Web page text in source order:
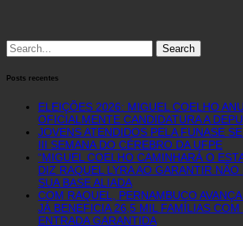
Search
for:
Posts recentes
ELEIÇÕES 2026: MIGUEL COELHO
OFICIALMENTE CANDIDATURA A
JOVENS ATENDIDOS PELA FUNASE
III SEMANA DO CÉREBRO DA UFPE
“MIGUEL COELHO CAMINHARÁ O
DIZ RAQUEL LYRA AO GARANTIR NÃO
SUA BASE ALIADA
COM RAQUEL, PERNAMBUCO
JÁ BENEFICIA 26,5 MIL FAMÍLIAS
ENTRADA GARANTIDA